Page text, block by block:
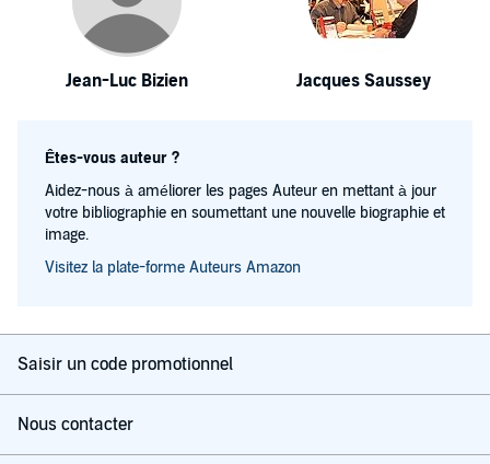
Jean-Luc Bizien Jacques Saussey
Êtes-vous auteur ?
Aidez-nous à améliorer les pages Auteur en mettant à jour
votre bibliographie en soumettant une nouvelle biographie et
image.
Visitez la plate-forme Auteurs Amazon
Saisir un code promotionnel
Nous contacter